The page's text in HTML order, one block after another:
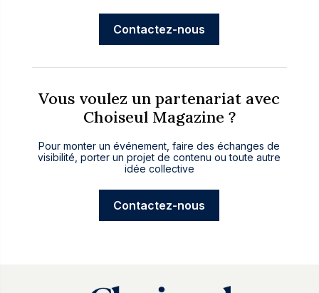
Contactez-nous
Vous voulez un partenariat avec
Choiseul Magazine ?
Pour monter un événement, faire des échanges de
visibilité, porter un projet de contenu ou toute autre
idée collective
Contactez-nous